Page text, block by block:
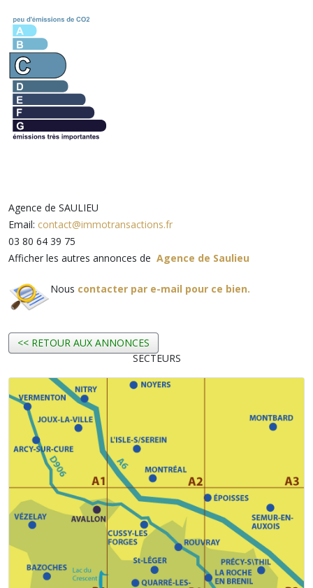
Agence de SAULIEU
Email: contact@immotransactions.fr
03 80 64 39 75
Afficher les autres annonces de Agence de Saulieu
Nous contacter par e-mail pour ce bien.
<< RETOUR AUX ANNONCES
SECTEURS